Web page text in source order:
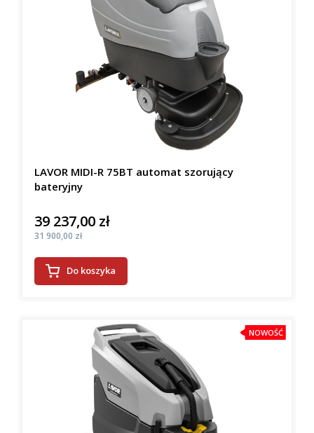
LAVOR MIDI-R 75BT automat szorujący
bateryjny
Cena
39 237,00 zł
Cena
31 900,00 zł
Do koszyka
NOWOŚĆ